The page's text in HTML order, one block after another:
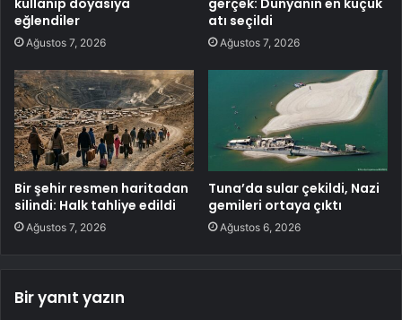
eğlendiler
Ağustos 7, 2026
atı seçildi
Ağustos 7, 2026
Bir şehir resmen haritadan
silindi: Halk tahliye edildi
Ağustos 7, 2026
Tuna’da sular çekildi, Nazi
gemileri ortaya çıktı
Ağustos 6, 2026
Bir yanıt yazın